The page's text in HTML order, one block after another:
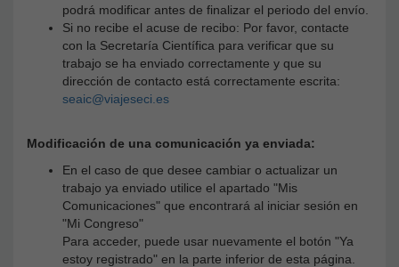
podrá modificar antes de finalizar el periodo del envío.
Si no recibe el acuse de recibo: Por favor, contacte
con la Secretaría Científica para verificar que su
trabajo se ha enviado correctamente y que su
dirección de contacto está correctamente escrita:
seaic@viajeseci.es
Modificación de una comunicación ya enviada:
En el caso de que desee cambiar o actualizar un
trabajo ya enviado utilice el apartado "Mis
Comunicaciones" que encontrará al iniciar sesión en
"Mi Congreso"
Para acceder, puede usar nuevamente el botón "Ya
estoy registrado" en la parte inferior de esta página.